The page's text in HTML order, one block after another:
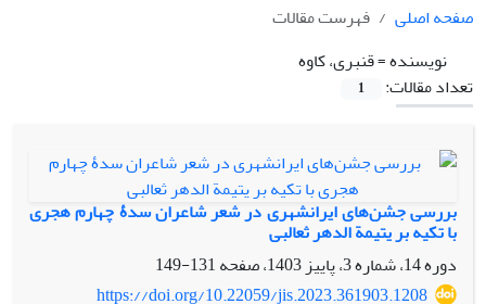
صفحه اصلی
فهرست مقالات
نویسنده =قنبری، کاوه
تعداد مقالات:
1
بررسی جشن‌های ایرانشهری در شعر شاعران سدۀ چهارم هجری
با تکیه بر یتیمة الدهر ثعالبی
دوره 14، شماره 3، پاییز 1403، صفحه
131-149
https://doi.org/10.22059/jis.2023.361903.1208